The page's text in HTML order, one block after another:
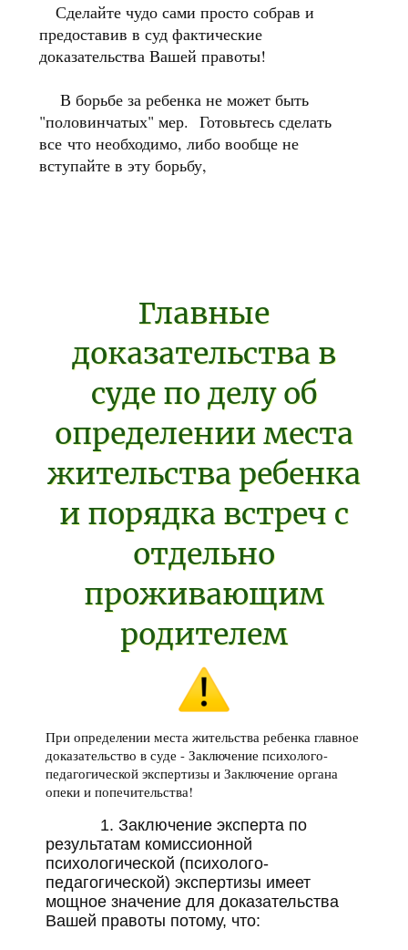
Сделайте чудо сами просто собрав и
предоставив в суд фактические
доказательства Вашей правоты!
В борьбе за ребенка не может быть
"половинчатых" мер. Готовьтесь сделать
все что необходимо, либо вообще не
вступайте в эту борьбу,
Главные
доказательства в
суде по делу об
определении места
жительства ребенка
и порядка встреч с
отдельно
проживающим
родителем
При определении места жительства ребенка главное
доказательство в суде - Заключение психолого-
педагогической экспертизы и Заключение органа
опеки и попечительства!
1. Заключение эксперта по
результатам комиссионной
психологической (психолого-
педагогической) экспертизы имеет
мощное значение для доказательства
Вашей правоты потому, что: